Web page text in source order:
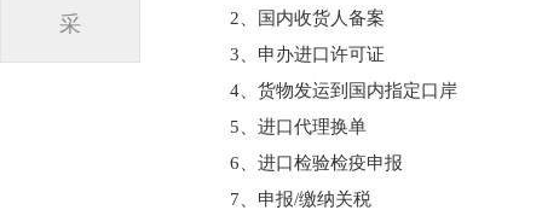
采
2、国内收货人备案
3、申办进口许可证
4、货物发运到国内指定口岸
5、进口代理换单
6、进口检验检疫申报
7、申报/缴纳关税